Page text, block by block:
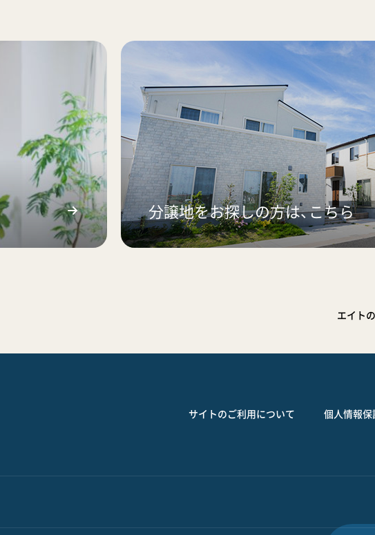
分譲地をお探しの方は、こちら
エイト
サイトのご利用について 個人情報